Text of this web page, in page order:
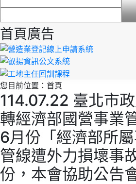
首頁廣告
您目前位置： 首頁
114.07.22 臺北市
轉經濟部國營事業
6月份「經濟部所
管線遭外力損壞事
份，本會協助公告